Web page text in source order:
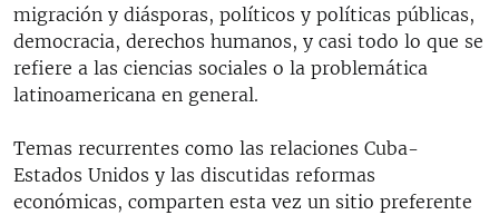
migración y diásporas, políticos y políticas públicas,
democracia, derechos humanos, y casi todo lo que se
refiere a las ciencias sociales o la problemática
latinoamericana en general.
Temas recurrentes como las relaciones Cuba-
Estados Unidos y las discutidas reformas
económicas, comparten esta vez un sitio preferente